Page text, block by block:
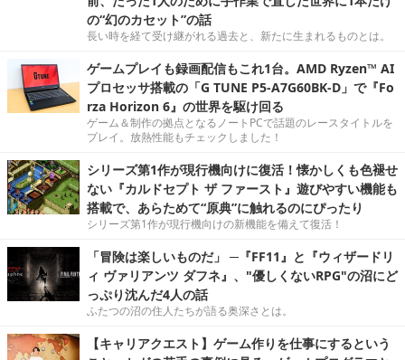
の“幻のカセット”の話
長い時を経て受け継がれる過去と、新たに生まれるものとは。
ゲームプレイも録画配信もこれ1台。AMD Ryzen™ AI
プロセッサ搭載の「G TUNE P5-A7G60BK-D」で『Fo
rza Horizon 6』の世界を駆け回る
ゲーム＆制作の拠点となるノートPCで話題のレースタイトルを
プレイ。放熱性能もチェックしました！
シリーズ第1作が現行機向けに復活！懐かしくも色褪せ
ない『カルドセプト ザ ファースト』遊びやすい機能も
搭載で、あらためて“原典”に触れるのにぴったり
シリーズ第1作が現行機向けの新機能を備えて復活！
「冒険は楽しいものだ」 ─『FF11』と『ウィザードリ
ィ ヴァリアンツ ダフネ』、"優しくないRPG"の沼にど
っぷり沈んだ4人の話
ふたつの沼の住人たちが語る奥深さとは。
【キャリアクエスト】ゲーム作りを仕事にするという